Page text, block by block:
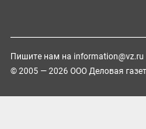
Пишите нам на information@vz.ru
© 2005 — 2026 ООО Деловая